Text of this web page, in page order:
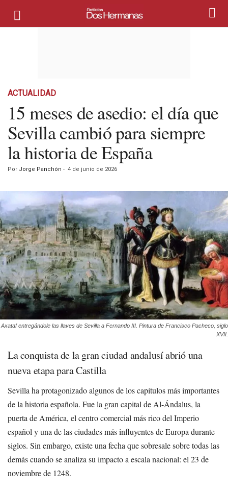
ACTUALIDAD
15 meses de asedio: el día que
Sevilla cambió para siempre
la historia de España
Por Jorge Panchón - 4 de junio de 2026
Axataf entregándole las llaves de Sevilla a Fernando III. Pintura de Francisco Pacheco, siglo
XVII.
La conquista de la gran ciudad andalusí abrió una
nueva etapa para Castilla
Sevilla ha protagonizado algunos de los capítulos más importantes
de la historia española. Fue la gran capital de Al-Ándalus, la
puerta de América, el centro comercial más rico del Imperio
español y una de las ciudades más influyentes de Europa durante
siglos. Sin embargo, existe una fecha que sobresale sobre todas las
demás cuando se analiza su impacto a escala nacional: el 23 de
noviembre de 1248.